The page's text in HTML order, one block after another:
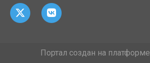
Портал создан на платформе